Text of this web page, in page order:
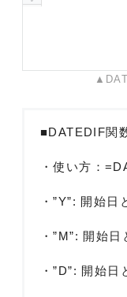
■DATEDIF関
・使い方：
・”Y”: 開始
・”M”: 開始
・”D”: 開始